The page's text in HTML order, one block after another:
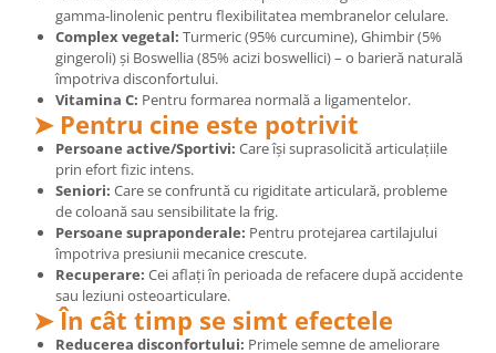
gamma-linolenic pentru flexibilitatea membranelor celulare.
Complex vegetal: Turmeric (95% curcumine), Ghimbir (5%
gingeroli) și Boswellia (85% acizi boswellici) – o barieră naturală
împotriva disconfortului.
Vitamina C: Pentru formarea normală a ligamentelor.
➤ Pentru cine este potrivit
Persoane active/Sportivi: Care își suprasolicită articulațiile
prin efort fizic intens.
Seniori: Care se confruntă cu rigiditate articulară, probleme
de coloană sau sensibilitate la frig.
Persoane supraponderale: Pentru protejarea cartilajului
împotriva presiunii mecanice crescute.
Recuperare: Cei aflați în perioada de refacere după accidente
sau leziuni osteoarticulare.
➤ În cât timp se simt efectele
Reducerea disconfortului: Primele semne de ameliorare